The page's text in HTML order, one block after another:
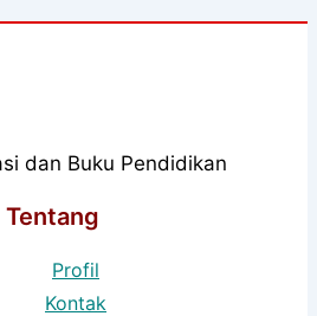
dan Buku Pendidikan
Tentang
Profil
Kontak